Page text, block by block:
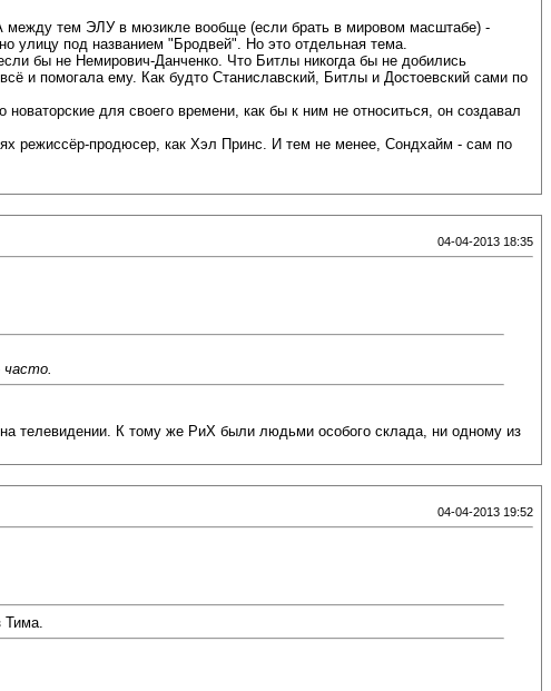
между тем ЭЛУ в мюзикле вообще (если брать в мировом масштабе) -
улицу под названием "Бродвей". Но это отдельная тема.
бы не Немирович-Данченко. Что Битлы никогда бы не добились
и помогала ему. Как будто Станиславский, Битлы и Достоевский сами по
для своего времени, как бы к ним не относиться, он создавал
режиссёр-продюсер, как Хэл Принс. И тем не менее, Сондхайм - сам по
04-04-2013 18:35
телевидении. К тому же РиХ были людьми особого склада, ни одному из
04-04-2013 19:52